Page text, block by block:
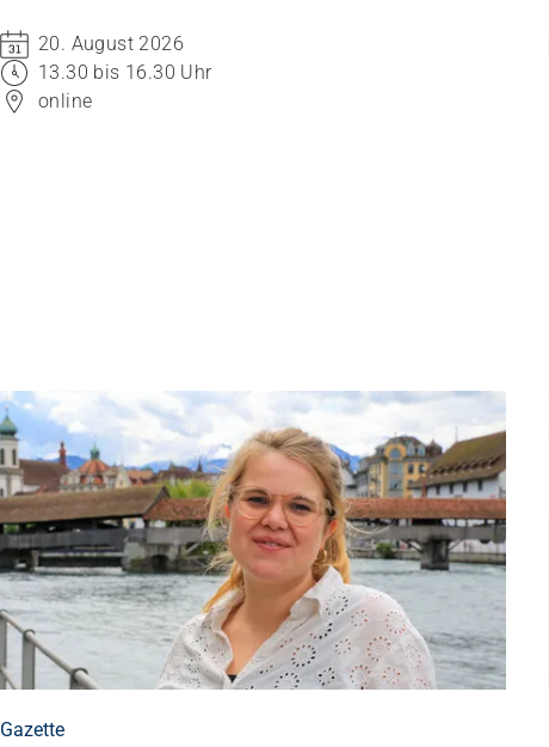
20. August 2026
13.30 bis 16.30 Uhr
online
Gazette